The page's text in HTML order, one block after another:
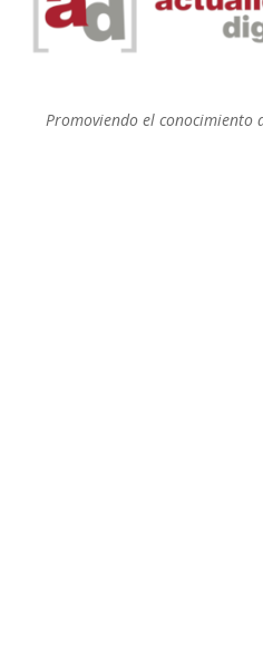
Promoviendo el conocimiento